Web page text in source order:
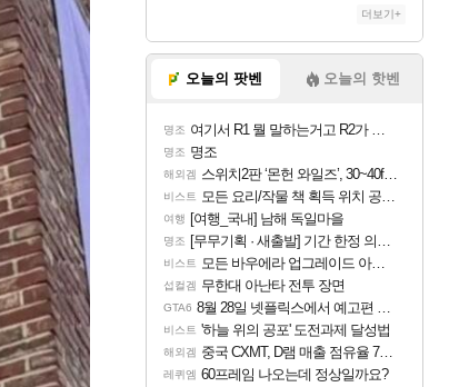
더보기+
오늘의 팟벤 오늘의 핫벤
명조 여기서 R1 뭘 말하는거고 R2가 뭘말하는걸까요?
명조 명조
해외겜 스위치2판 ‘몬헌 와일즈’, 30~40fps 목표 추정
비스트 모든 요리/작물 책 획득 위치 공략 (36개) - 미식가 도전과제
여행 [여행_국내] 남해 독일마을
명조 [무무기획 · 새출발] 기간 한정 의뢰 이벤트
비스트 모든 바우에라 업그레이드 아이템 획득 위치 공략 (89개)
섭컬겜 무한대 아난타 전투 장면
GTA6 8월 28일 넷플릭스에서 예고편 공개 예정
비스트 '하늘 위의 공포' 도전과제 달성법
해외겜 중국 CXMT, D램 매출 점유율 7%…글로벌 4위로 부상
레퀴엠 60프레임 나오는데 정상일까요?